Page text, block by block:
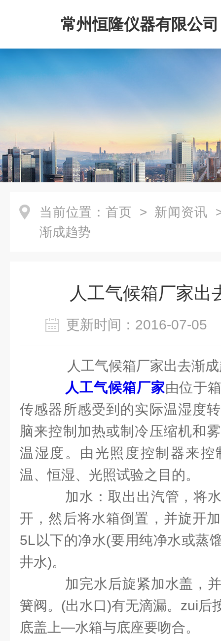
常州恒隆仪器有限公司
当前位置： 首页 > 新闻资讯
渐成趋势
人工气候箱厂家出
更新时间：2016-07-
人工气候箱厂家出去渐成
人工气候箱厂家由位于
传感器所感受到的实际温湿度
脑来控制加热或制冷压缩机和
温湿度。由光照度控制器来控
温、恒湿、光照试验之目的。
加水：取出出汽管，将
开，然后将水箱倒置，并旋开
5L以下的净水(要用纯净水或蒸
井水)。
加完水后旋紧加水盖，
簧阀。(出水口)有无滴漏。zui后
底盖上—水箱与底座要吻合。